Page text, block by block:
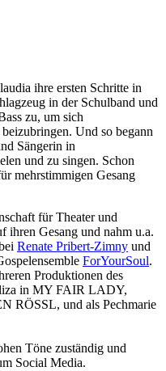
ihre ersten Schritte in
in der Schulband und
zu, um sich
Und so begann
Sängerin in
und zu singen. Schon
mehrstimmigen Gesang
für Theater und
ihren Gesang und nahm u.a.
Renate Pribert-Zimny und
ForYourSoul.
Produktionen des
in MY FAIR LADY,
RÖSSL, und als Pechmarie
Töne zuständig und
Social Media.